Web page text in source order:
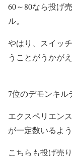
60～80なら投げ
ル。
やはり、スイッ
うことがうかがえ
7位のデモンキル
エクスペリエン
が一定数いるよ
こちらも投げ売